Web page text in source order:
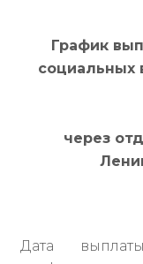
График
социальных
через
Дата